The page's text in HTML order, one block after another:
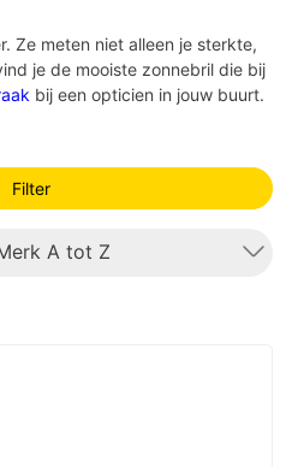
Ze meten niet alleen je sterkte,
je de mooiste zonnebril die bij
bij een opticien in jouw buurt.
Filter
A tot Z